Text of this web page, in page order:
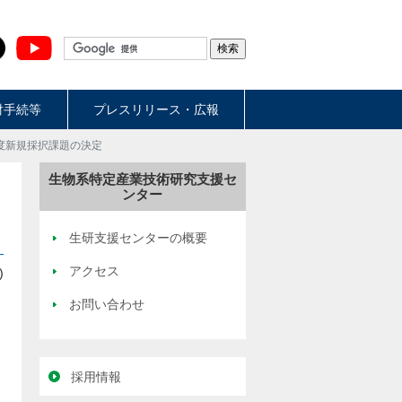
手続等 プレスリリース・広報
新規採択課題の決定
生物系特定産業技術研究支援セ
ンター
生研支援センターの概要
アクセス
お問い合わせ
採用情報